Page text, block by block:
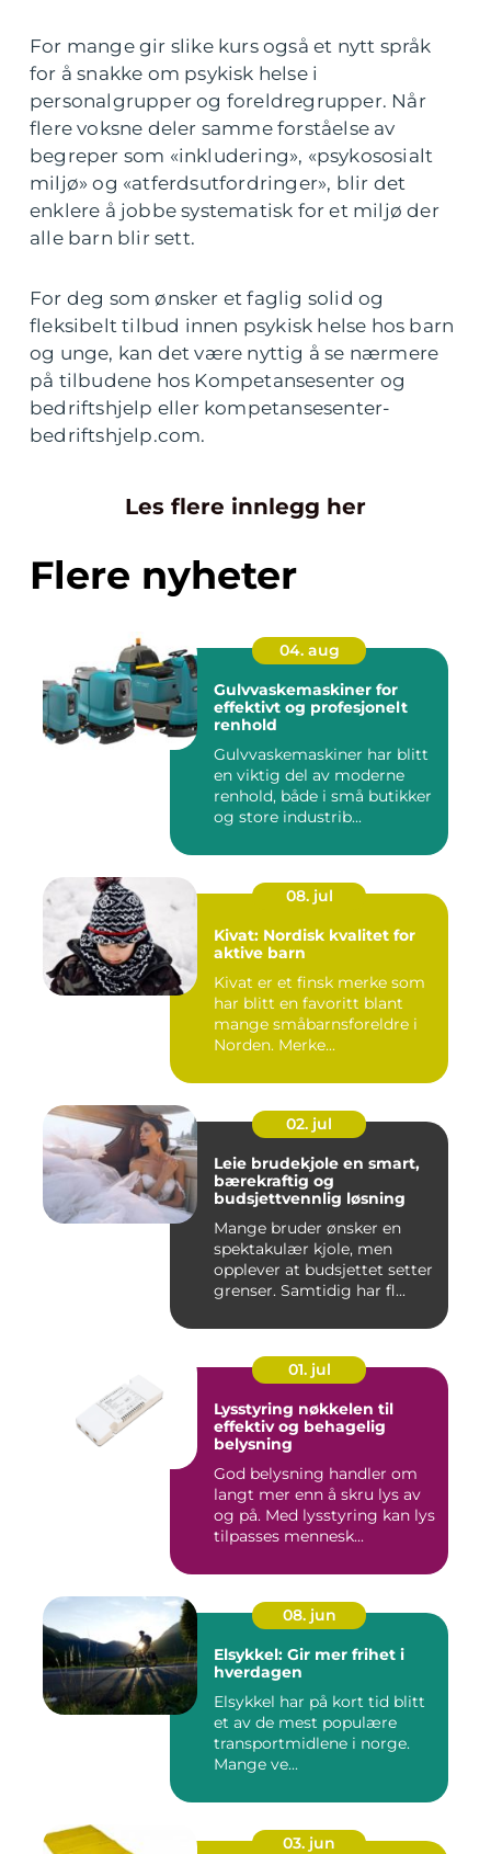
For mange gir slike kurs også et nytt språk
for å snakke om psykisk helse i
personalgrupper og foreldregrupper. Når
flere voksne deler samme forståelse av
begreper som «inkludering», «psykososialt
miljø» og «atferdsutfordringer», blir det
enklere å jobbe systematisk for et miljø der
alle barn blir sett.
For deg som ønsker et faglig solid og
fleksibelt tilbud innen psykisk helse hos barn
og unge, kan det være nyttig å se nærmere
på tilbudene hos Kompetansesenter og
bedriftshjelp eller kompetansesenter-
bedriftshjelp.com.
Les flere innlegg her
Flere nyheter
04. aug
Gulvvaskemaskiner for
effektivt og profesjonelt
renhold
Gulvvaskemaskiner har blitt
en viktig del av moderne
renhold, både i små butikker
og store industrib...
08. jul
Kivat: Nordisk kvalitet for
aktive barn
Kivat er et finsk merke som
har blitt en favoritt blant
mange småbarnsforeldre i
Norden. Merke...
02. jul
Leie brudekjole en smart,
bærekraftig og
budsjettvennlig løsning
Mange bruder ønsker en
spektakulær kjole, men
opplever at budsjettet setter
grenser. Samtidig har fl...
01. jul
Lysstyring nøkkelen til
effektiv og behagelig
belysning
God belysning handler om
langt mer enn å skru lys av
og på. Med lysstyring kan lys
tilpasses mennesk...
08. jun
Elsykkel: Gir mer frihet i
hverdagen
Elsykkel har på kort tid blitt
et av de mest populære
transportmidlene i norge.
Mange ve...
03. jun